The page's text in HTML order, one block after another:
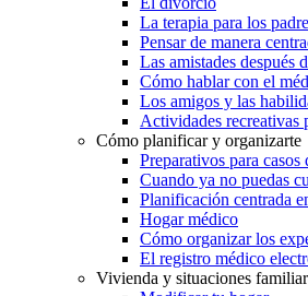
La terapia para los
Pensar de manera
Las amistades después
Cómo hablar con el
Los amigos y las
Actividades recreativas
Cómo planificar y organizarte
Preparativos para casos
Cuando ya no puedas
Planificación centrada
Hogar médico
Cómo organizar los
El registro médico
Vivienda y situaciones